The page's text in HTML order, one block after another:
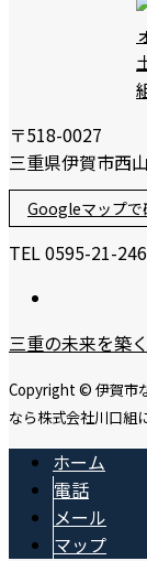
〒518-0027
三重県伊賀市西
Googleマップで
TEL 0595-21-
三重の未来を築
Copyright © 伊賀市
なら株式会社川口
ホーム
電話
メール
マップ